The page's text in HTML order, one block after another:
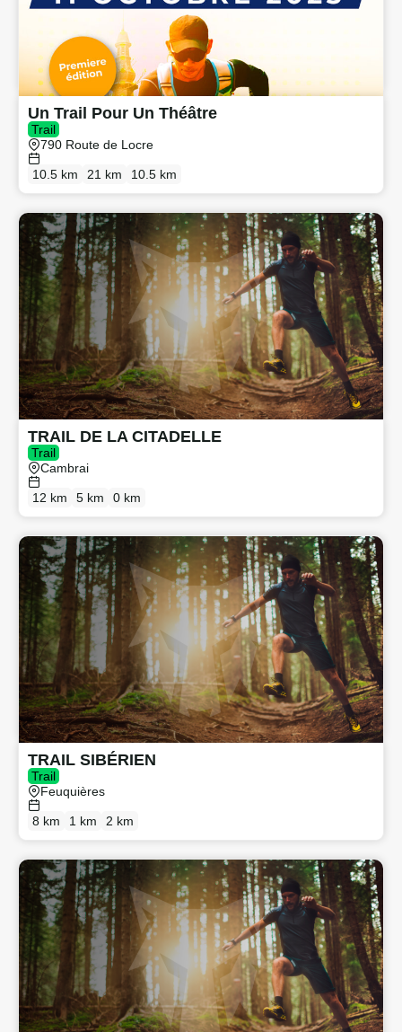
Un Trail Pour Un Théâtre
Trail
790 Route de Locre
10.5 km 21 km 10.5 km
TRAIL DE LA CITADELLE
Trail
Cambrai
12 km 5 km 0 km
TRAIL SIBÉRIEN
Trail
Feuquières
8 km 1 km 2 km